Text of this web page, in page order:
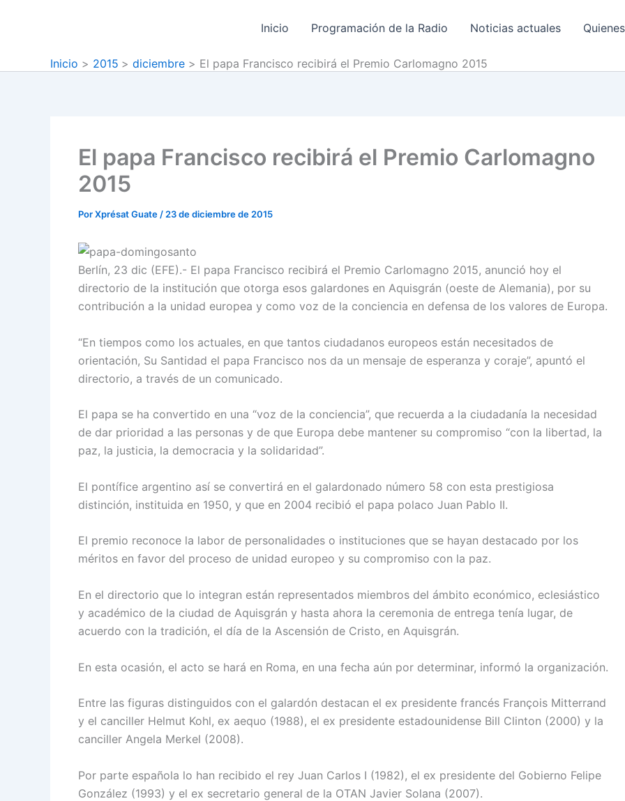
Inicio Programación de la Radio Noticias actuales
Inicio 2015 diciembre El papa Francisco recibirá el Premio Carlomagno 2015
El papa Francisco recibirá el Premio Carlomagno
2015
PorXprésat Guate / 23 de diciembre de 2015
Berlín, 23 dic (EFE).- El papa Francisco recibirá el Premio Carlomagno 2015, anunció hoy el
directorio de la institución que otorga esos galardones en Aquisgrán (oeste de Alemania), por su
contribución a la unidad europea y como voz de la conciencia en defensa de los valores de Europa.
“En tiempos como los actuales, en que tantos ciudadanos europeos están necesitados de
orientación, Su Santidad el papa Francisco nos da un mensaje de esperanza y coraje”, apuntó el
directorio, a través de un comunicado.
El papa se ha convertido en una “voz de la conciencia”, que recuerda a la ciudadanía la necesidad
de dar prioridad a las personas y de que Europa debe mantener su compromiso “con la libertad, la
paz, la justicia, la democracia y la solidaridad”.
El pontífice argentino así se convertirá en el galardonado número 58 con esta prestigiosa
distinción, instituida en 1950, y que en 2004 recibió el papa polaco Juan Pablo II.
El premio reconoce la labor de personalidades o instituciones que se hayan destacado por los
méritos en favor del proceso de unidad europeo y su compromiso con la paz.
En el directorio que lo integran están representados miembros del ámbito económico, eclesiástico
y académico de la ciudad de Aquisgrán y hasta ahora la ceremonia de entrega tenía lugar, de
acuerdo con la tradición, el día de la Ascensión de Cristo, en Aquisgrán.
En esta ocasión, el acto se hará en Roma, en una fecha aún por determinar, informó la organización.
Entre las figuras distinguidos con el galardón destacan el ex presidente francés François Mitterrand
y el canciller Helmut Kohl, ex aequo (1988), el ex presidente estadounidense Bill Clinton (2000) y la
canciller Angela Merkel (2008).
Por parte española lo han recibido el rey Juan Carlos I (1982), el ex presidente del Gobierno Felipe
González (1993) y el ex secretario general de la OTAN Javier Solana (2007).